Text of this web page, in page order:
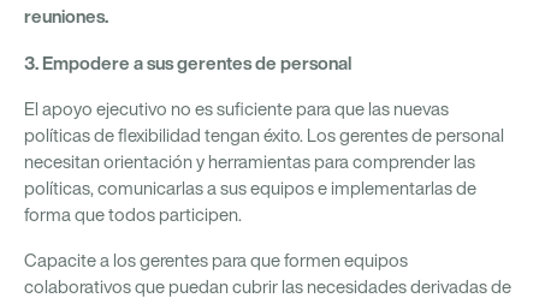
reuniones.
3. Empodere a sus gerentes de personal
El apoyo ejecutivo no es suficiente para que las nuevas
políticas de flexibilidad tengan éxito. Los gerentes de personal
necesitan orientación y herramientas para comprender las
políticas, comunicarlas a sus equipos e implementarlas de
forma que todos participen.
Capacite a los gerentes para que formen equipos
colaborativos que puedan cubrir las necesidades derivadas de